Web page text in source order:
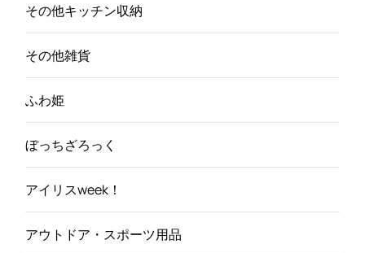
その他キッチン収納
その他雑貨
ふわ姫
ぼっちざろっく
アイリスweek！
アウトドア・スポーツ用品